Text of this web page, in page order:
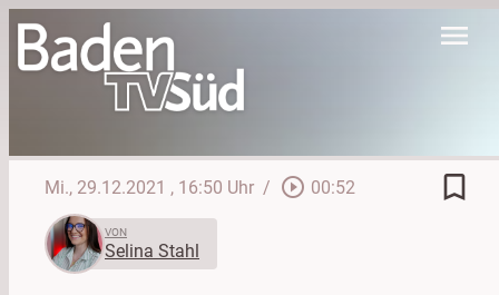
menu
Mi., 29.12.2021 , 16:50 Uhr / play_circle_outline 00:52 bookmark_border
VON
Selina Stahl